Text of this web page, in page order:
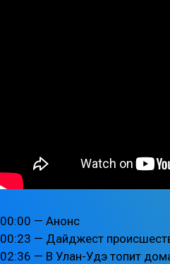
00:00 — Анонс
00:23 — Дайджест
02:36 — В Улан-Удэ топит